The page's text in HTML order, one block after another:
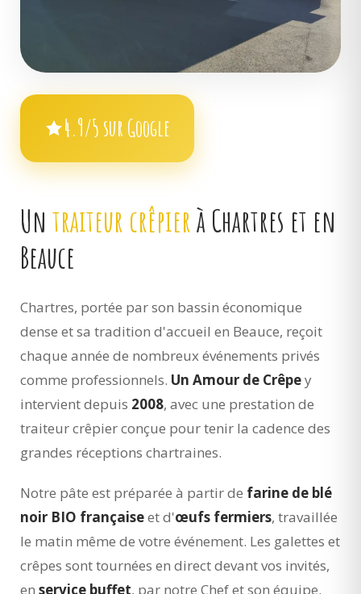
Un traiteur crêpierà Chartres et en
Beauce
Chartres, portée par son bassin économique
dense et sa tradition d'accueil en Beauce, reçoit
chaque année de nombreux événements privés
comme professionnels. Un Amour de Crêpey
intervient depuis 2008, avec une prestation de
traiteur crêpier conçue pour tenir la cadence des
grandes réceptions chartraines.
Notre pâte est préparée à partir de farine de blé
noir BIO françaiseet d'œufs fermiers, travaillée
le matin même de votre événement. Les galettes et
crêpes sont tournées en direct devant vos invités,
en service buffet, par notre Chef et son équipe.
4.9/5 sur Google